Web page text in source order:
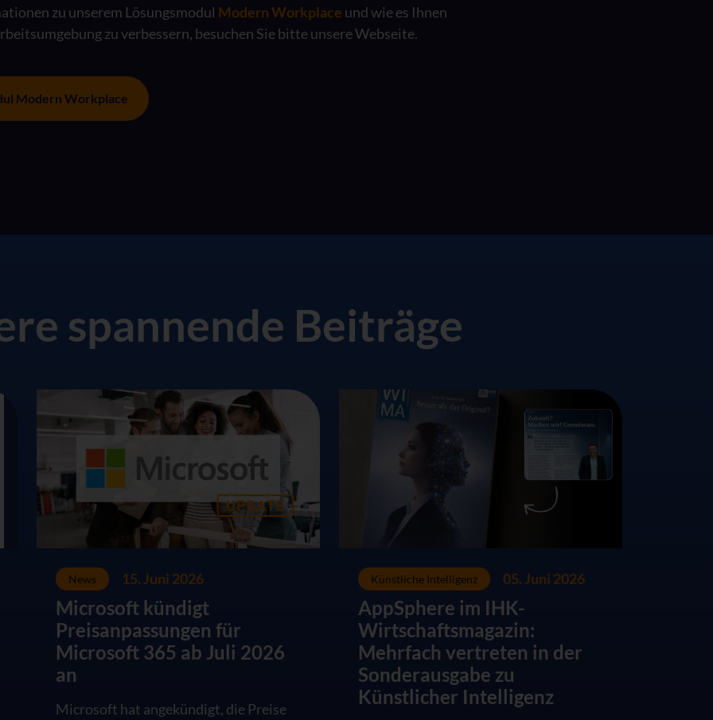
zu unserem Lösungsmodul Modern Workplace und wie es Ihnen
zu verbessern, besuchen Sie bitte unsere Webseite.
Modern Workplace
spannende Beiträge
News 15. Juni 2026
Microsoft kündigt
Preisanpassungen für
Microsoft 365 ab Juli 2026
an
Microsoft hat angekündigt, die Preise
Künstliche Intelligenz 05. Juni 2026
AppSphere im IHK-
Wirtschaftsmagazin:
Mehrfach vertreten in der
Sonderausgabe zu
Künstlicher Intelligenz